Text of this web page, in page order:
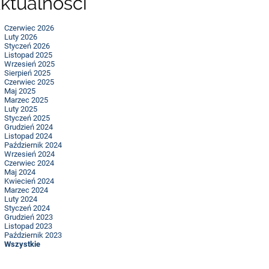
Czerwiec 2026
Luty 2026
Styczeń 2026
Listopad 2025
Wrzesień 2025
Sierpień 2025
Czerwiec 2025
Maj 2025
Marzec 2025
Luty 2025
Styczeń 2025
Grudzień 2024
Listopad 2024
Październik 2024
Wrzesień 2024
Czerwiec 2024
Maj 2024
Kwiecień 2024
Marzec 2024
Luty 2024
Styczeń 2024
Grudzień 2023
Listopad 2023
Październik 2023
Wszystkie